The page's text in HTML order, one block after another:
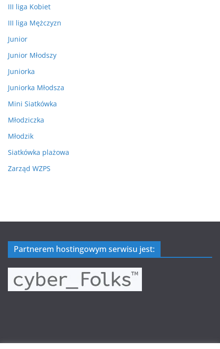
III liga Kobiet
III liga Mężczyzn
Junior
Junior Młodszy
Juniorka
Juniorka Młodsza
Mini Siatkówka
Młodziczka
Młodzik
Siatkówka plażowa
Zarząd WZPS
Partnerem hostingowym serwisu jest: